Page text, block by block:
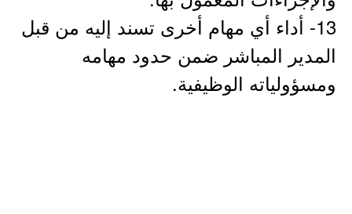
13- أداء أي مهام أخرى تسند إليه من قبل
المدير المباشر ضمن حدود مهامه
ومسؤولياته الوظيفية.